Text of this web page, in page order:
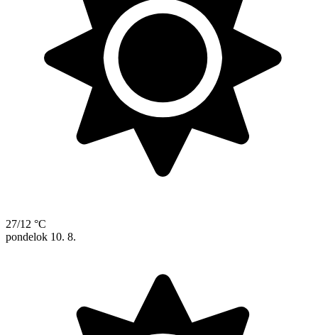
27/12 °C
pondelok 10. 8.